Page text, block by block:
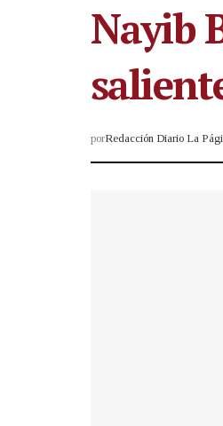
Nayib
porRedacción Diario La